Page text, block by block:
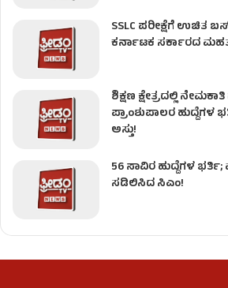
SSLC ಪರೀಕ್ಷೆಗೆ ಉಚಿತ
ಕರ್ನಾಟಕ ಸರ್ಕಾರದ
ಶಿಕ್ಷಣ ಕ್ಷೇತ್ರದಲ್ಲಿ
ಪ್ರಾಂಶುಪಾಲರ ಹುದ್ದೆಗಳ
ಅಸ್ತು!
56 ಸಾವಿರ ಹುದ್ದೆಗಳ
ಸಡಿಲಿಸಿದ ಸಿಎಂ!